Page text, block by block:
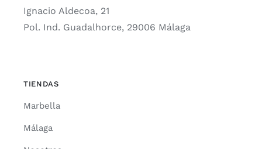
Ignacio Aldecoa, 21
Pol. Ind. Guadalhorce, 29006 Málaga
TIENDAS
Marbella
Málaga